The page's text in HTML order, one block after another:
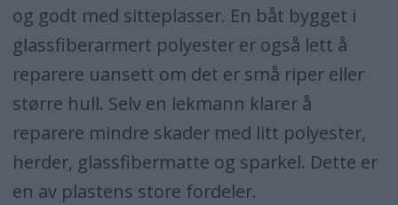
og godt med sitteplasser. En båt bygget i
glassfiberarmert polyester er også lett å
reparere uansett om det er små riper eller
større hull. Selv en lekmann klarer å
reparere mindre skader med litt polyester,
herder, glassfibermatte og sparkel. Dette er
en av plastens store fordeler.